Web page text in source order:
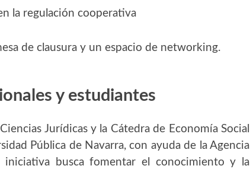
la regulación cooperativa
de clausura y un espacio de networking.
y estudiantes
Jurídicas y la Cátedra de Economía Social
Pública de Navarra, con ayuda de la Agencia
iniciativa busca fomentar el conocimiento y la